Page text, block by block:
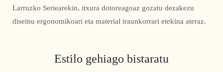
Larruzko Seriearekin, itxura dotoreagoaz gozatu dezakezu
diseinu ergonomikoari eta material iraunkorrari etekina ateraz.
Estilo gehiago bistaratu